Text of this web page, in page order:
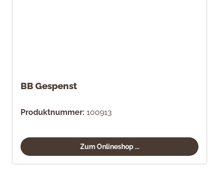
BB Gespenst
Produktnummer: 100913
Zum Onlineshop ...